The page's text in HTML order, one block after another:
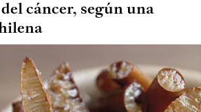
cáncer, según una